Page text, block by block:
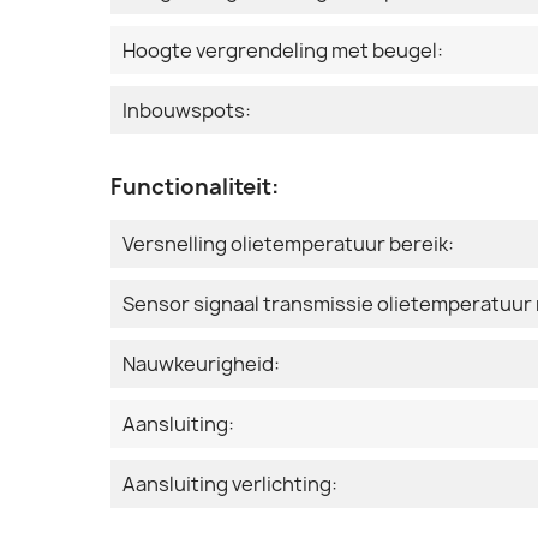
Hoogte vergrendeling met beugel:
Inbouwspots:
Functionaliteit:
Versnelling olietemperatuur bereik:
Sensor signaal transmissie
Nauwkeurigheid:
Aansluiting:
Aansluiting verlichting: